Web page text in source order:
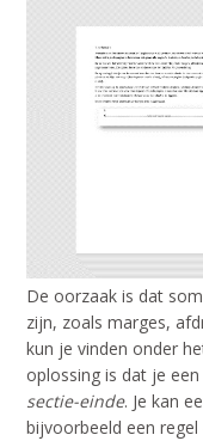
De oorzaak is dat
zijn, zoals marges,
kun je vinden onder
oplossing is dat je
sectie-einde. Je kan
bijvoorbeeld een regel